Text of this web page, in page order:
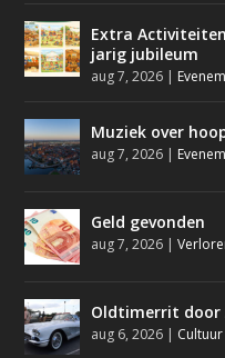
Extra
jarig jubileum
aug 7, 2026 |
Muziek over
aug 7, 2026 |
Geld gevonden
aug 7, 2026 |
Oldtimerrit door
aug 6, 2026 |